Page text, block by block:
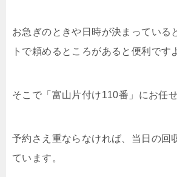
お急ぎのときや日時が決まっている
トで頼めるところがあると便利です
そこで「富山片付け110番」にお任せ
予約さえ重ならなければ、当日の回
ています。